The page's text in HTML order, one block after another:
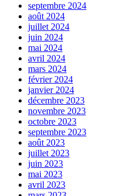
septembre 2024
août 2024
juillet 2024
juin 2024
mai 2024
avril 2024
mars 2024
février 2024
janvier 2024
décembre 2023
novembre 2023
octobre 2023
septembre 2023
août 2023
juillet 2023
juin 2023
mai 2023
avril 2023